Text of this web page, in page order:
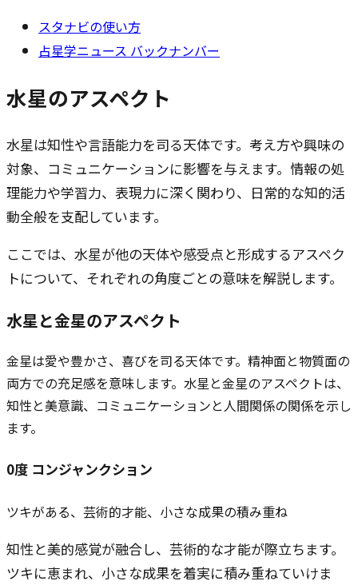
スタナビの使い方
占星学ニュース バックナンバー
水星のアスペクト
水星は知性や言語能力を司る天体です。考え方や興味の
対象、コミュニケーションに影響を与えます。情報の処
理能力や学習力、表現力に深く関わり、日常的な知的活
動全般を支配しています。
ここでは、水星が他の天体や感受点と形成するアスペク
トについて、それぞれの角度ごとの意味を解説します。
水星と金星のアスペクト
金星は愛や豊かさ、喜びを司る天体です。精神面と物質面の
両方での充足感を意味します。水星と金星のアスペクトは、
知性と美意識、コミュニケーションと人間関係の関係を示し
ます。
0度 コンジャンクション
ツキがある、芸術的才能、小さな成果の積み重ね
知性と美的感覚が融合し、芸術的な才能が際立ちます。
ツキに恵まれ、小さな成果を着実に積み重ねていけま